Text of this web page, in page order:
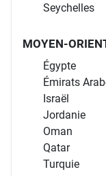
Seychelles
MOYEN-
Égypte
Émirats
Israël
Jordanie
Oman
Qatar
Turquie